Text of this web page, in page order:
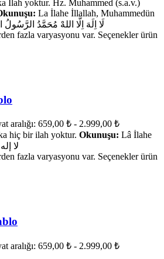
İlah yoktur. Hz. Muhammed (s.a.v.)
La İlahe İllallah, Muhammedün
لَا اِلَهَ اِلَّا اللهْ مُحَمَّدُ الرَّسُولُ
fazla varyasyonu var. Seçenekler ürün
aralığı: 659,00 ₺ - 2.999,00 ₺
hiç bir ilah yoktur. Okunuşu: Lâ İlahe
لا
fazla varyasyonu var. Seçenekler ürün
aralığı: 659,00 ₺ - 2.999,00 ₺